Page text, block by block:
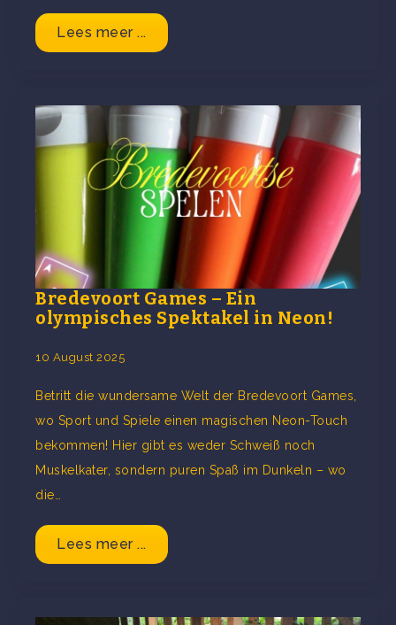
Lees meer ...
Bredevoort Games – Ein
olympisches Spektakel in Neon!
10 August 2025
Betritt die wundersame Welt der Bredevoort Games,
wo Sport und Spiele einen magischen Neon-Touch
bekommen! Hier gibt es weder Schweiß noch
Muskelkater, sondern puren Spaß im Dunkeln – wo
die…
Lees meer ...